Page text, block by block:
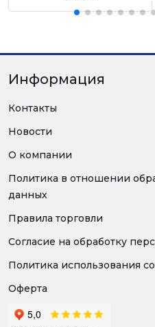
Информация
Контакты
Новости
О компании
Политика в отношении
данных
Правила торговли
Согласие на обработку
Политика использования
Оферта